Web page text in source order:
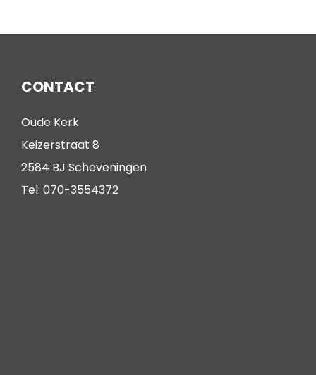
CONTACT
Oude Kerk
Keizerstraat 8
2584 BJ Scheveningen
Tel: 070-3554372